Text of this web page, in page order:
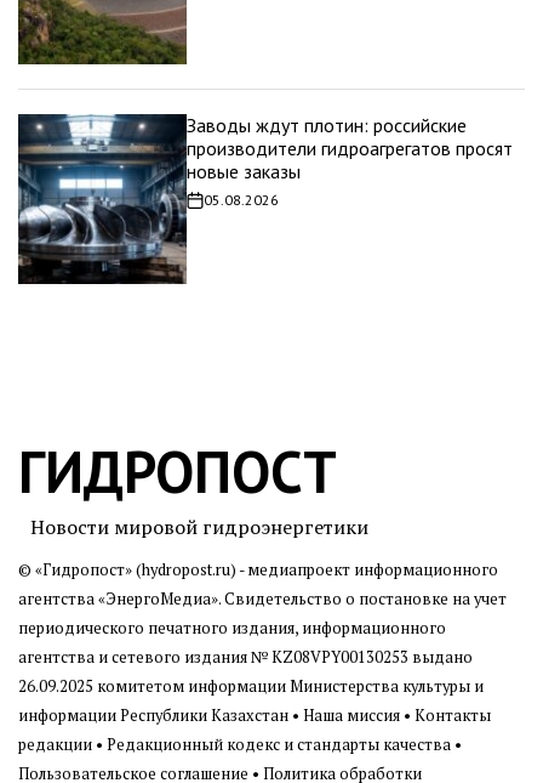
записи
Заводы ждут плотин: российские
производители гидроагрегатов просят
новые заказы
Дата05.08.2026
ГИДРОПОСТ
Новости мировой гидроэнергетики
© «Гидропост» (hydropost.ru) - медиапроект информационного
агентства«ЭнергоМедиа». Свидетельство о постановке на учет
периодического печатного издания, информационного
агентства и сетевого издания № KZ08VPY00130253 выдано
26.09.2025 комитетом информации Министерства культуры и
информации Республики Казахстан • Наша миссия • Контакты
редакции • Редакционный кодекс и стандарты качества •
Пользовательское соглашение • Политика обработки